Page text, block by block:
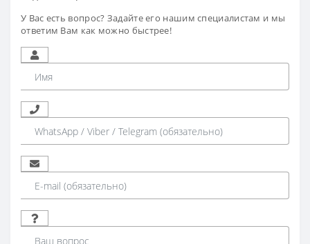
У Вас есть вопрос? Задайте его нашим специалистам и мы
ответим Вам как можно быстрее!